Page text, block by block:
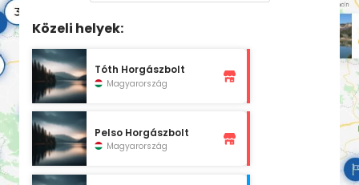
Közeli helyek:
Tóth Horgászbolt
Magyarország
Pelso Horgászbolt
Magyarország